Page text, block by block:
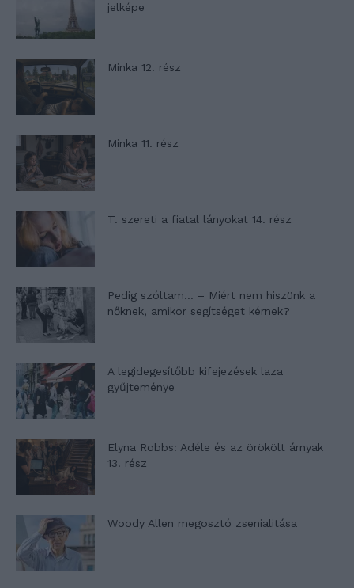
jelképe
Minka 12. rész
Minka 11. rész
T. szereti a fiatal lányokat 14. rész
Pedig szóltam… – Miért nem hiszünk a
nőknek, amikor segítséget kérnek?
A legidegesítőbb kifejezések laza
gyűjteménye
Elyna Robbs: Adéle és az örökölt árnyak
13. rész
Woody Allen megosztó zsenialitása